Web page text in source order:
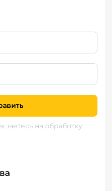
на обработку